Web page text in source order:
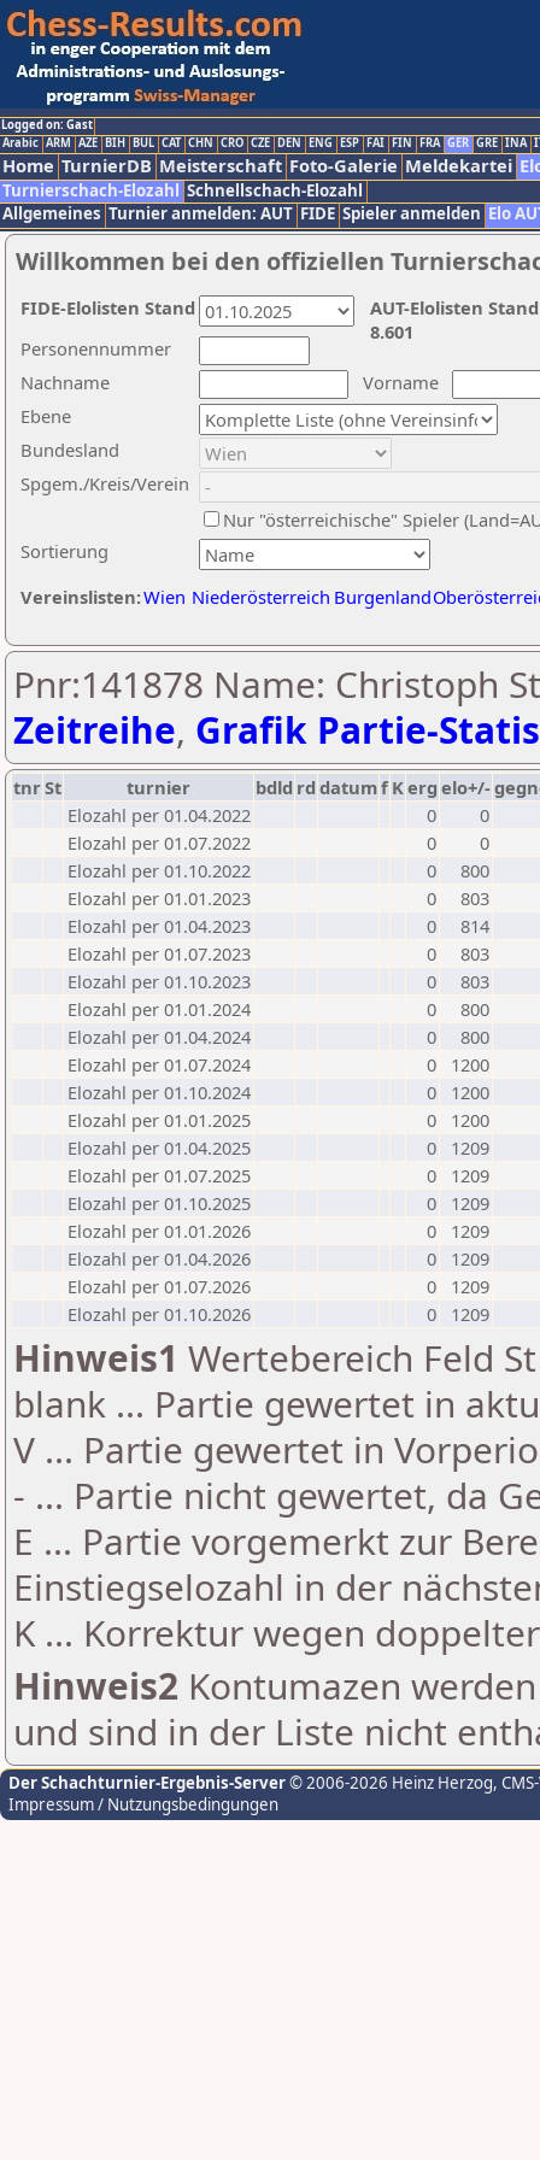
Logged on: Gast
Arabic ARM AZE BIH BUL CAT CHN CRO CZE DEN ENG ESP FAI FIN FRA GER GRE INA
Home TurnierDB Meisterschaft Foto-Galerie Meldekartei
Turnierschach-Elozahl Schnellschach-Elozahl
Allgemeines Turnier anmelden: AUT FIDE Spieler anmelden Elo
Willkommen bei den offiziellen
Nachname
Vorname
Ebene
Sortierung
Personennummer
Bundesland
Spgem./Kreis/Verein
Nur "österreichische" Spieler
Vereinslisten:Wien Niederösterreich Burgenland
AUT-Elolisten
8.601
FIDE-Elolisten Stand
Pnr:141878 Name: Christoph
Zeitreihe, Grafik Partie-
tnrSt turnier bdld rd datumf Kerg elo+/-
Elozahl per 01.04.2022
0
0
Elozahl per 01.07.2022
0
0
Elozahl per 01.10.2022
0
800
Elozahl per 01.01.2023
0
803
Elozahl per 01.04.2023
0
814
Elozahl per 01.07.2023
0
803
Elozahl per 01.10.2023
0
803
Elozahl per 01.01.2024
0
800
Elozahl per 01.04.2024
0
800
Elozahl per 01.07.2024
0
1200
Elozahl per 01.10.2024
0
1200
Elozahl per 01.01.2025
0
1200
Elozahl per 01.04.2025
0
1209
Elozahl per 01.07.2025
0
1209
Elozahl per 01.10.2025
0
1209
Elozahl per 01.01.2026
0
1209
Elozahl per 01.04.2026
0
1209
Elozahl per 01.07.2026
0
1209
Elozahl per 01.10.2026
0 1209
Hinweis1 Wertebereich Feld
blank ... Partie gewertet in
V ... Partie gewertet in
- ... Partie nicht gewertet, da
E ... Partie vorgemerkt zur
Einstiegselozahl in der
K ... Korrektur wegen
Hinweis2 Kontumazen
und sind in der Liste nicht
Der Schachturnier-Ergebnis-Server© 2006-2026 Heinz Herzog,
Impressum / Nutzungsbedingungen